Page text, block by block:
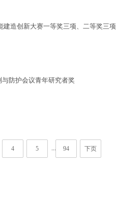
造创新大赛一等奖三项、二等奖三项
防护会议青年研究者奖
4 5 94 下页